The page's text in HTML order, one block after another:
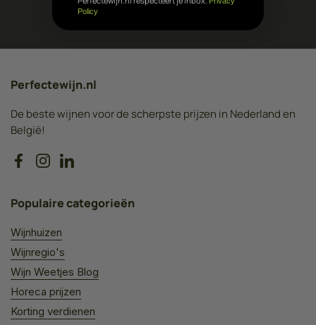
Perfectewijn.nl
De beste wijnen voor de scherpste prijzen in Nederland en
België!
Facebook
InstagramLinkedIn
Populaire categorieën
Wijnhuizen
Wijnregio's
Wijn Weetjes Blog
Horeca prijzen
Korting verdienen
Policy